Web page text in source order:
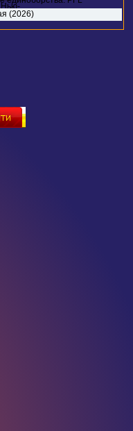
Нью-vs. Rosta. Full Event
(2026)